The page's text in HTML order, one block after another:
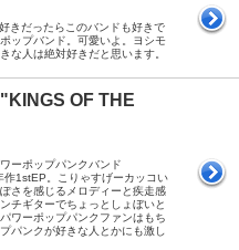
きだったらこのバンドも好きで
ップバンド。可愛いよ。ヨシモ
な人は絶対好きだと思います。
OF THE
ーポップパンクバンド
1stEP。こりゃすげーカッコい
さを感じるメロディーと疾走感
チギターでちょっとしょぼいと
ワーポップパンクファンはもち
パンクが好きな人とかにも激し